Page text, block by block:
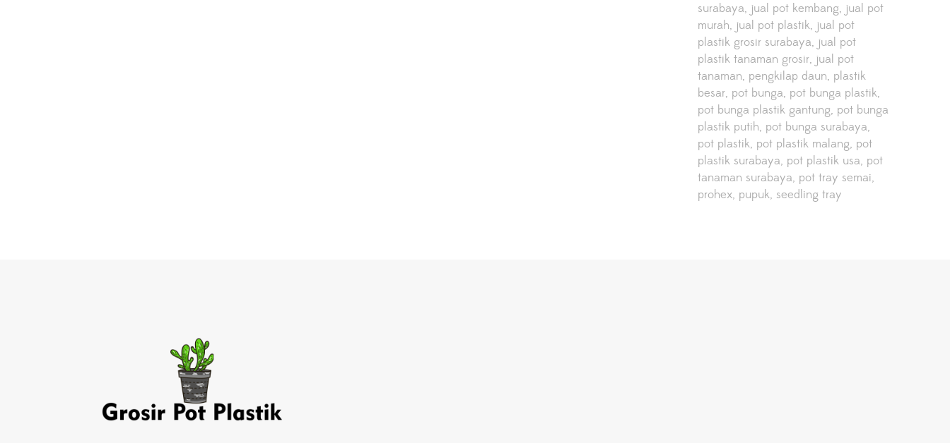
surabaya jual pot kembang jual pot
murah jual pot plastik jual pot
plastik grosir surabaya jual pot
plastik tanaman grosir jual pot
tanaman pengkilap daun plastik
besar pot bunga pot bunga plastik
pot bunga plastik gantung pot bunga
plastik putih pot bunga surabaya
pot plastik pot plastik malang pot
plastik surabaya pot plastik usa pot
tanaman surabaya pot tray semai
prohex pupuk seedling tray